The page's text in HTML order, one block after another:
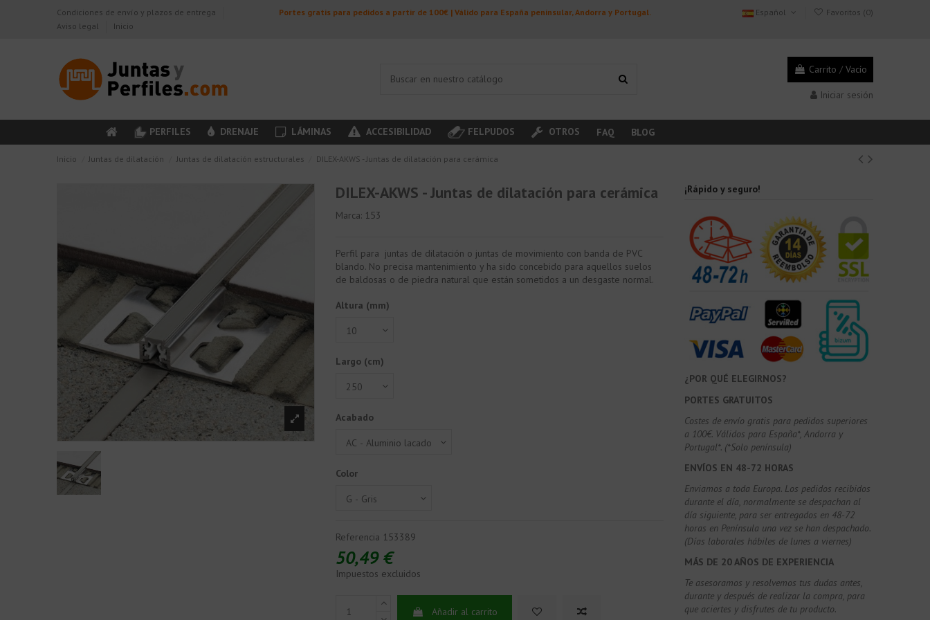
Condiciones de envío y plazos de entrega
Aviso legal
Inicio
Portes gratis para pedidos a partir de 100€ | Válido para España peninsular, Andorra y Portugal. Español Favoritos (0)
Carrito / Vacío
Iniciar sesión
PERFILES DRENAJE LÁMINAS ACCESIBILIDAD FELPUDOS OTROS FAQ BLOG
Inicio Juntas de dilatación Juntas de dilatación estructurales DILEX-AKWS - Juntas de dilatación para cerámica
DILEX-AKWS - Juntas de dilatación para cerámica
Marca: 153
Perfil para juntas de dilatación o juntas de movimiento con banda de PVC
blando. No precisa mantenimiento y ha sido concebido para aquellos suelos
de baldosas o de piedra natural que están sometidos a un desgaste normal.
Altura (mm)
Largo (cm)
Acabado
Color
Referencia 153389
50,49 €
Impuestos excluidos
Añadir al carrito
¡Rápido y seguro!
¿POR QUÉ ELEGIRNOS?
PORTES GRATUITOS
Costes de envío gratis para pedidos superiores
a 100€. Válidos para España*, Andorra y
Portugal*. (*Solo península)
ENVÍOS EN 48-72 HORAS
Enviamos a toda Europa. Los pedidos recibidos
durante el día, normalmente se despachan al
día siguiente, para ser entregados en 48-72
horas en Península una vez se han despachado.
(Días laborales hábiles de lunes a viernes)
MÁS DE 20 AÑOS DE EXPERIENCIA
Te asesoramos y resolvemos tus dudas antes,
durante y después de realizar la compra, para
que aciertes y disfrutes de tu producto.